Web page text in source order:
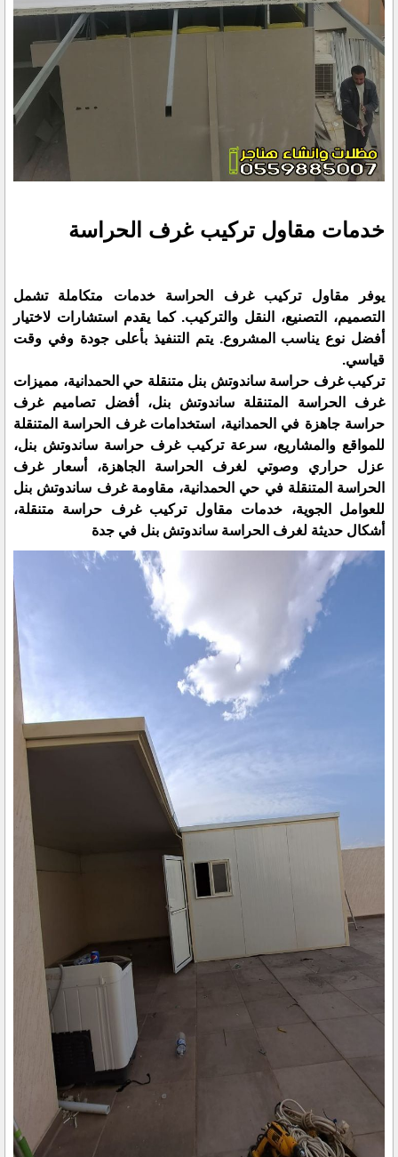
خدمات مقاول تركيب غرف الحراسة
يوفر مقاول تركيب غرف الحراسة خدمات متكاملة تشمل
التصميم، التصنيع، النقل والتركيب. كما يقدم استشارات لاختيار
أفضل نوع يناسب المشروع. يتم التنفيذ بأعلى جودة وفي وقت
قياسي.
تركيب غرف حراسة ساندوتش بنل متنقلة حي الحمدانية، مميزات
غرف الحراسة المتنقلة ساندوتش بنل، أفضل تصاميم غرف
حراسة جاهزة في الحمدانية، استخدامات غرف الحراسة المتنقلة
للمواقع والمشاريع، سرعة تركيب غرف حراسة ساندوتش بنل،
عزل حراري وصوتي لغرف الحراسة الجاهزة، أسعار غرف
الحراسة المتنقلة في حي الحمدانية، مقاومة غرف ساندوتش بنل
للعوامل الجوية، خدمات مقاول تركيب غرف حراسة متنقلة،
أشكال حديثة لغرف الحراسة ساندوتش بنل في جدة